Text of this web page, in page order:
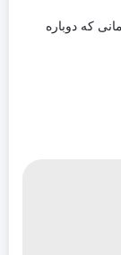
که دوباره